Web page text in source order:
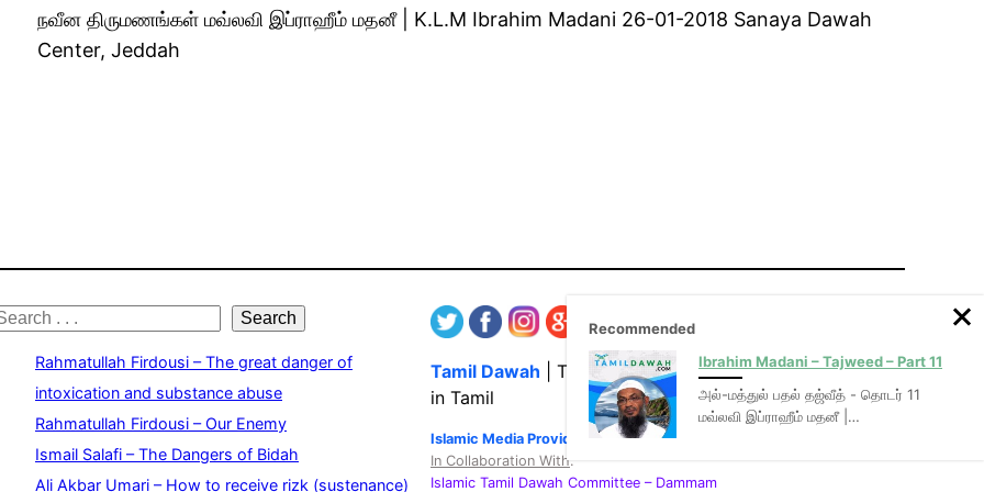
நவீன திருமணங்கள் மவ்லவி இப்ராஹீம் மதனீ | K.L.M Ibrahim Madani 26-01-2018 Sanaya Dawah
Center, Jeddah
Search
Rahmatullah Firdousi – The great danger of
intoxication and substance abuse
Rahmatullah Firdousi – Our Enemy
Ismail Salafi – The Dangers of Bidah
Ali Akbar Umari – How to receive rizk (sustenance)
Tamil Dawah | The Media Hub for Islamic Lectures
in Tamil
Islamic Media Provider of video & audio mp3 tamil bayans
In Collaboration With:
Islamic Tamil Dawah Committee – Dammam
Recommended
Ibrahim Madani – Tajweed – Part 11
அல்-மத்துல் பதல் தஜ்வீத் - தொடர் 11
மவ்லவி இப்ராஹீம் மதனீ |…